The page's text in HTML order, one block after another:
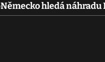
Německo hledá náhradu